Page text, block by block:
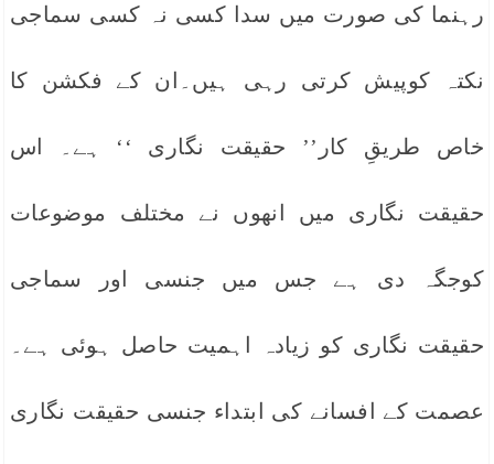
رہنما کی صورت میں سدا کسی نہ کسی سماجی
نکتہ کوپیش کرتی رہی ہیں۔ان کے فکشن کا
خاص طریقِ کار’’ حقیقت نگاری ‘‘ ہے۔ اس
حقیقت نگاری میں انھوں نے مختلف موضوعات
کوجگہ دی ہے جس میں جنسی اور سماجی
حقیقت نگاری کو زیادہ اہمیت حاصل ہوئی ہے۔
عصمت کے افسانے کی ابتداء جنسی حقیقت نگاری